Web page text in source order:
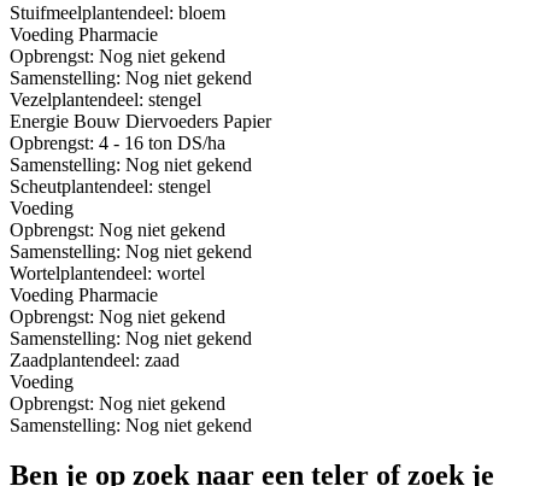
Stuifmeelplantendeel: bloem
Voeding Pharmacie
Opbrengst: Nog niet gekend
Samenstelling: Nog niet gekend
Vezelplantendeel: stengel
Energie Bouw Diervoeders Papier
Opbrengst: 4 - 16 ton DS/ha
Samenstelling: Nog niet gekend
Scheutplantendeel: stengel
Voeding
Opbrengst: Nog niet gekend
Samenstelling: Nog niet gekend
Wortelplantendeel: wortel
Voeding Pharmacie
Opbrengst: Nog niet gekend
Samenstelling: Nog niet gekend
Zaadplantendeel: zaad
Voeding
Opbrengst: Nog niet gekend
Samenstelling: Nog niet gekend
Ben je op zoek naar een teler of zoek je